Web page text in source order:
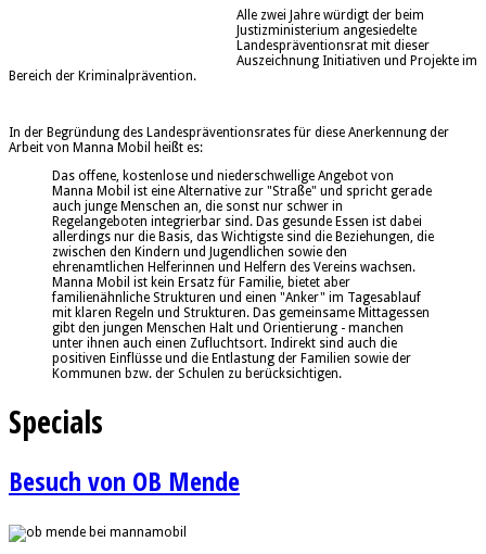
Alle zwei Jahre würdigt der beim
Justizministerium angesiedelte
Landespräventionsrat mit dieser
Auszeichnung Initiativen und Projekte im
Bereich der Kriminalprävention.
In der Begründung des Landespräventionsrates für diese Anerkennung der
Arbeit von Manna Mobil heißt es:
Das offene, kostenlose und niederschwellige Angebot von
Manna Mobil ist eine Alternative zur "Straße" und spricht gerade
auch junge Menschen an, die sonst nur schwer in
Regelangeboten integrierbar sind. Das gesunde Essen ist dabei
allerdings nur die Basis, das Wichtigste sind die Beziehungen, die
zwischen den Kindern und Jugendlichen sowie den
ehrenamtlichen Helferinnen und Helfern des Vereins wachsen.
Manna Mobil ist kein Ersatz für Familie, bietet aber
familienähnliche Strukturen und einen "Anker" im Tagesablauf
mit klaren Regeln und Strukturen. Das gemeinsame Mittagessen
gibt den jungen Menschen Halt und Orientierung - manchen
unter ihnen auch einen Zufluchtsort. Indirekt sind auch die
positiven Einflüsse und die Entlastung der Familien sowie der
Kommunen bzw. der Schulen zu berücksichtigen.
Specials
Besuch von OB Mende